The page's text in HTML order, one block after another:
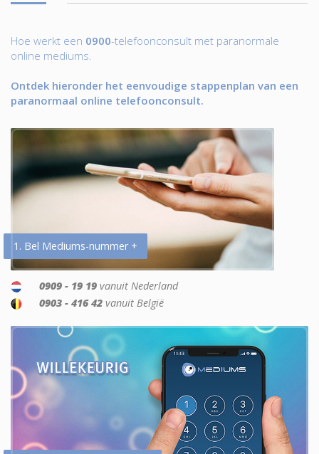
Hoe werkt een 0900-telefoonconsult met paranormale
online mediums.
Ontdek hieronder het eenvoudige stappenplan van een
paranormaal online telefoonconsult.
1. Bel Mediums-nummer +
0909 - 19 19 vanuit Nederland
0903 - 416 42 vanuit België